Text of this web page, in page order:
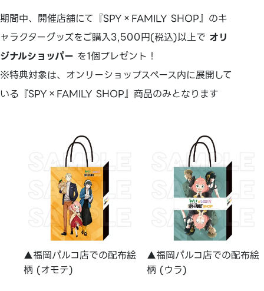
期間中、開催店舗にて『SPY×FAMILY SHOP』のキ
ャラクターグッズをご購入3,500円(税込)以上で オリ
ジナルショッパー を1個プレゼント！
※特典対象は、オンリーショップスペース内に展開して
いる『SPY×FAMILY SHOP』商品のみとなります
▲福岡パルコ店での配布絵
柄 (オモテ)
▲福岡パルコ店での配布絵
柄 (ウラ)